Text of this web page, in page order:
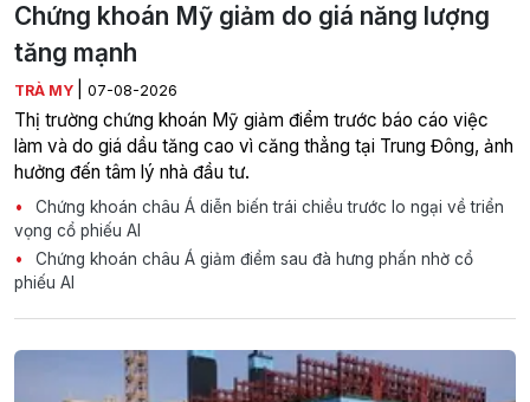
Chứng khoán Mỹ giảm do giá năng lượng
tăng mạnh
TRÀ MY 07-08-2026
Thị trường chứng khoán Mỹ giảm điểm trước báo cáo việc
làm và do giá dầu tăng cao vì căng thẳng tại Trung Đông, ảnh
hưởng đến tâm lý nhà đầu tư.
Chứng khoán châu Á diễn biến trái chiều trước lo ngại về triển
vọng cổ phiếu AI
Chứng khoán châu Á giảm điểm sau đà hưng phấn nhờ cổ
phiếu AI